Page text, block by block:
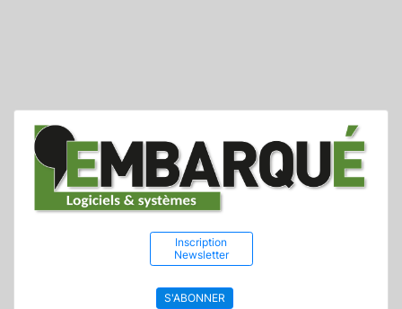
Inscription
Newsletter
S'ABONNER